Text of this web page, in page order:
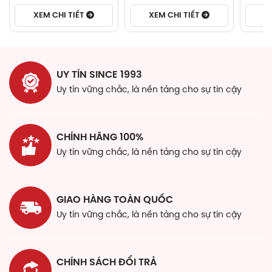
Thành phần
Gluconolactonevới tác động giảm viêm và tiêu
sừng, giúp làm sạch da và thông thoáng lỗ chân
lông. Hiệu quả tương tự như AHAs với độ dung nạp
Niacinamide có tác dụng giảm khuẩn và điều tiết
bã nhờn.
Các tác nhân làm sạch dịu nhẹ
nhạy cảm.
Mat SR (2%)giúp điều hòa lượng bã nhờn dư thừa,
cho làn da không bóng dầu.
Thành phần chi tiết:
XEM CHI TIẾT XEM CHI TIẾT
UY TÍN SINCE 1993
Uy tín vững chắc, là nền tảng cho sự tin cậy
CHÍNH HÃNG 100%
Uy tín vững chắc, là nền tảng cho sự tin cậy
GIAO HÀNG TOÀN QUỐC
Uy tín vững chắc, là nền tảng cho sự tin cậy
CHÍNH SÁCH ĐỔI TRẢ